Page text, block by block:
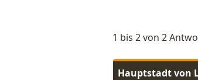
1 bis 2 von 2
Hauptstadt von